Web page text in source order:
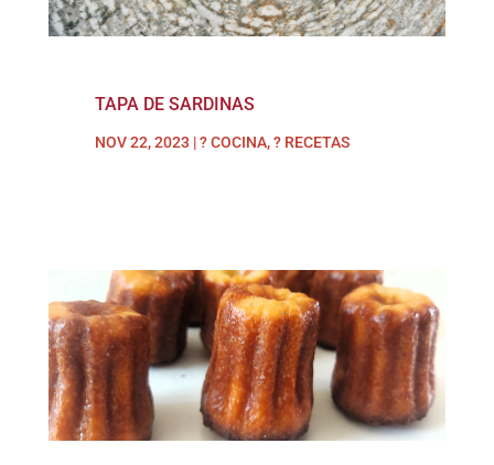
TAPA DE SARDINAS
NOV 22, 2023 |? COCINA,? RECETAS